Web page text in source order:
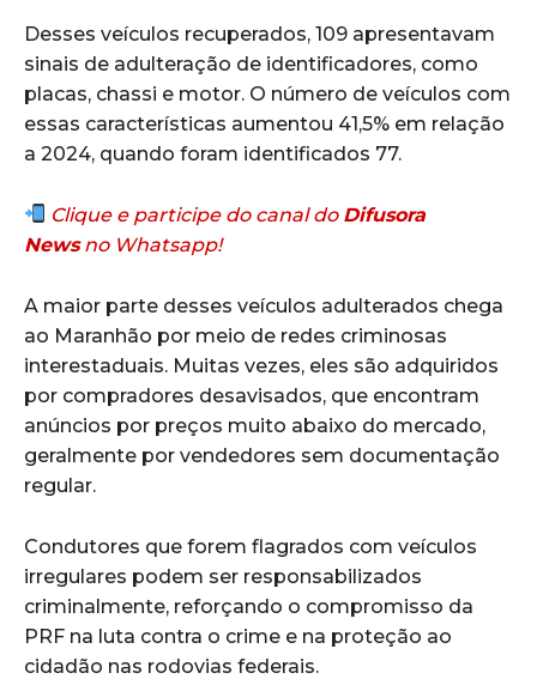
Desses veículos recuperados, 109 apresentavam
sinais de adulteração de identificadores, como
placas, chassi e motor. O número de veículos com
essas características aumentou 41,5% em relação
a 2024, quando foram identificados 77.
Clique e participe do canal do Difusora
Newsno Whatsapp!
A maior parte desses veículos adulterados chega
ao Maranhão por meio de redes criminosas
interestaduais. Muitas vezes, eles são adquiridos
por compradores desavisados, que encontram
anúncios por preços muito abaixo do mercado,
geralmente por vendedores sem documentação
regular.
Condutores que forem flagrados com veículos
irregulares podem ser responsabilizados
criminalmente, reforçando o compromisso da
PRF na luta contra o crime e na proteção ao
cidadão nas rodovias federais.